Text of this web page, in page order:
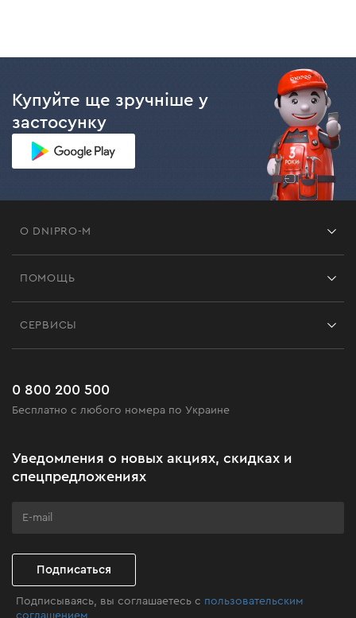
Купуйте ще зручніше у
застосунку
О DNIPRO-M
Черная пятница
Клуб мастерства
ПОМОЩЬ
Часто задаваемые вопросы
СЕРВИСЫ
0 800 200 500
Бесплатно с любого номера по Украине
Уведомления о новых акциях, скидках и
спецпредложениях
Подписаться
Подписываясь, вы соглашаетесь с пользовательским
соглашением